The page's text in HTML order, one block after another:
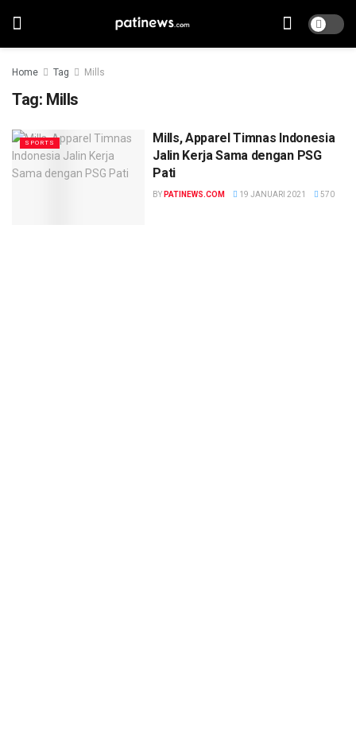
Home Tag Mills
Tag: Mills
SPORTS
Mills, Apparel Timnas Indonesia
Jalin Kerja Sama dengan PSG
Pati
BY PATINEWS.COM 19 JANUARI 2021 570